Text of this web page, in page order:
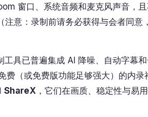
窗口、系统音频和麦克风声音，
注意：录制前请务必获得与会者同意
具已普遍集成 AI 降噪、自动字幕
费（或免费版功能足够强大）的内录
ShareX ，它们在画质、稳定性与易